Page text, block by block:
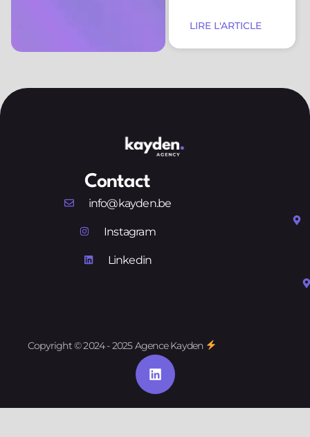
LIRE L'ARTICLE
Contact
info@kayden.be
Instagram
Linkedin
Copyright © 2024 - 2025 Agence Kayden